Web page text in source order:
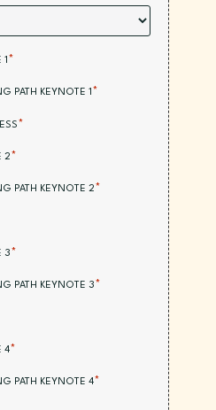
*
PATH KEYNOTE 1 *
*
2 *
PATH KEYNOTE 2 *
3 *
PATH KEYNOTE 3 *
4*
PATH KEYNOTE 4*